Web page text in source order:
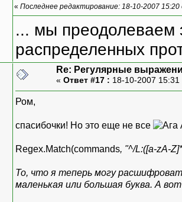
« Последнее редактирование: 18-10-2007
... мы преодолеваем
распределенных
Re: Регулярные
« Ответ #17 : 18-10-2007
Ром,
спасибочки! Но это еще не все
Regex.Match(commands, "^/L:([a-zA-
То, что я теперь могу
маленькая или большая буква. А